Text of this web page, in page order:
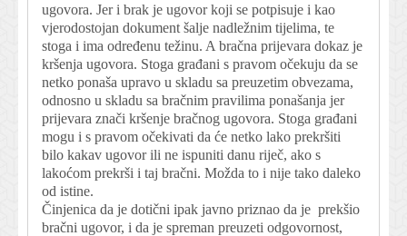
ugovora. Jer i brak je ugovor koji se potpisuje i kao
vjerodostojan dokument šalje nadležnim tijelima, te
stoga i ima određenu težinu. A bračna prijevara dokaz je
kršenja ugovora. Stoga građani s pravom očekuju da se
netko ponaša upravo u skladu sa preuzetim obvezama,
odnosno u skladu sa bračnim pravilima ponašanja jer
prijevara znači kršenje bračnog ugovora. Stoga građani
mogu i s pravom očekivati da će netko lako prekršiti
bilo kakav ugovor ili ne ispuniti danu riječ, ako s
lakoćom prekrši i taj bračni. Možda to i nije tako daleko
od istine.
Činjenica da je dotični ipak javno priznao da je prekšio
bračni ugovor, i da je spreman preuzeti odgovornost,